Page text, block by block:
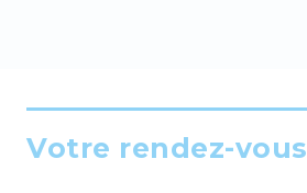
Votre rendez-vous